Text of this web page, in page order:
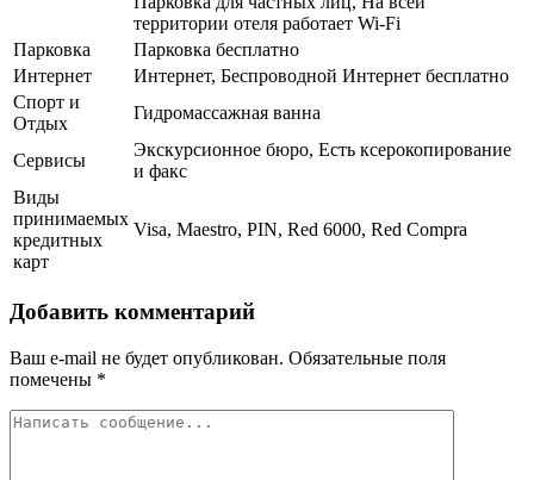
территории отеля работает Wi-Fi
Парковка
Парковка бесплатно
Интернет
Интернет, Беспроводной Интернет бесплатно
Спорт и
Отдых
Гидромассажная ванна
Сервисы
Экскурсионное бюро, Есть ксерокопирование
и факс
Виды
принимаемых
кредитных
карт
Visa, Maestro, PIN, Red 6000, Red Compra
Добавить комментарий
Ваш e-mail не будет опубликован. Обязательные поля
помечены *